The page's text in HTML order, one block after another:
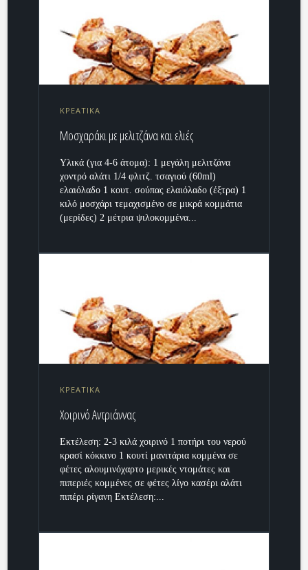
ΚΡΕΑΤΙΚΑ
Μοσχαράκι με μελιτζάνα και ελιές
Υλικά (για 4-6 άτομα): 1 μεγάλη μελιτζάνα
χοντρό αλάτι 1/4 φλιτζ. τσαγιού (60ml)
ελαιόλαδο 1 κουτ. σούπας ελαιόλαδο (έξτρα) 1
κιλό μοσχάρι τεμαχισμένο σε μικρά κομμάτια
(μερίδες) 2 μέτρια ψιλοκομμένα...
ΚΡΕΑΤΙΚΑ
Χοιρινό Αντριάννας
Εκτέλεση: 2-3 κιλά χοιρινό 1 ποτήρι του νερού
κρασί κόκκινο 1 κουτί μανιτάρια κομμένα σε
φέτες αλουμινόχαρτο μερικές ντομάτες και
πιπεριές κομμένες σε φέτες λίγο κασέρι αλάτι
πιπέρι ρίγανη Εκτέλεση:...